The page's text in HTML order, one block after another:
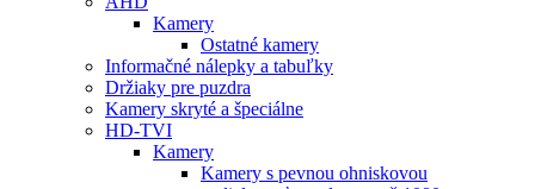
Kamery
Ostatné kamery
Informačné nálepky a tabuľky
Držiaky pre puzdra
Kamery skryté a špeciálne
HD-TVI
Kamery
Kamery s pevnou ohniskovou